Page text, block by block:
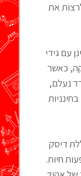
את
עם גידי
כאשר
נעלם,
דיסק
חיות.